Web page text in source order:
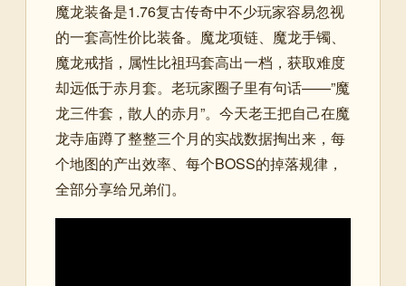
魔龙装备是1.76复古传奇中不少玩家容易忽视
的一套高性价比装备。魔龙项链、魔龙手镯、
魔龙戒指，属性比祖玛套高出一档，获取难度
却远低于赤月套。老玩家圈子里有句话——”魔
龙三件套，散人的赤月”。今天老王把自己在魔
龙寺庙蹲了整整三个月的实战数据掏出来，每
个地图的产出效率、每个BOSS的掉落规律，
全部分享给兄弟们。